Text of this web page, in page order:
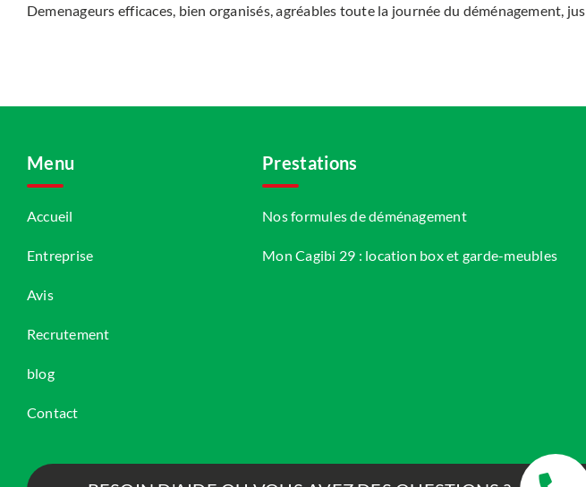
Demenageurs efficaces, bien organisés, agréables toute la journée du déménagement,
Menu
Accueil
Entreprise
Avis
Recrutement
blog
Contact
Prestations
Nos formules de déménagement
Mon Cagibi 29 : location box et garde-meubles